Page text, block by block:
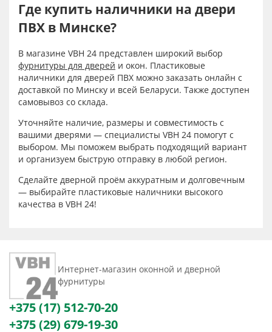
Где купить наличники на двери
ПВХ в Минске?
В магазине VBH 24 представлен широкий выбор
фурнитуры для дверей и окон. Пластиковые
наличники для дверей ПВХ можно заказать онлайн с
доставкой по Минску и всей Беларуси. Также доступен
самовывоз со склада.
Уточняйте наличие, размеры и совместимость с
вашими дверями — специалисты VBH 24 помогут с
выбором. Мы поможем выбрать подходящий вариант
и организуем быструю отправку в любой регион.
Сделайте дверной проём аккуратным и долговечным
— выбирайте пластиковые наличники высокого
качества в VBH 24!
Интернет-магазин оконной и дверной
фурнитуры
+375 (17) 512-70-20
+375 (29) 679-19-30